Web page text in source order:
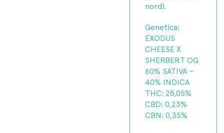
nord).
Genetica:
EXODUS
CHEESE X
SHERBERT OG
60% SATIVA –
40% INDICA
THC: 28,05%
CBD: 0,23%
CBN: 0,35%